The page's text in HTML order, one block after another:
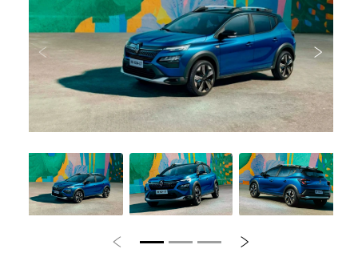
Anterior
Anterior Próximo